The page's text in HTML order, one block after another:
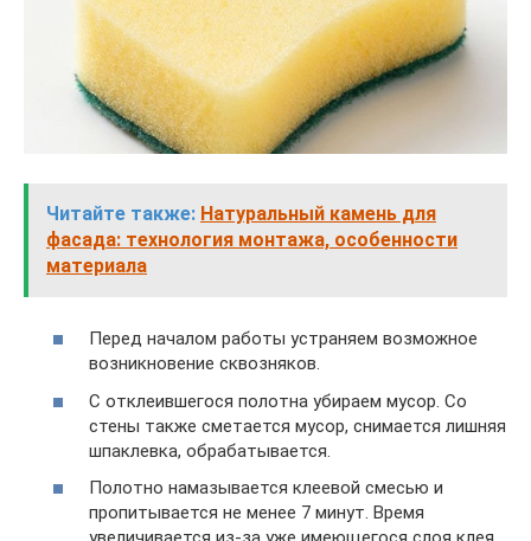
Читайте также: Натуральный камень для
фасада: технология монтажа, особенности
материала
Перед началом работы устраняем возможное
возникновение сквозняков.
С отклеившегося полотна убираем мусор. Со
стены также сметается мусор, снимается лишняя
шпаклевка, обрабатывается.
Полотно намазывается клеевой смесью и
пропитывается не менее 7 минут. Время